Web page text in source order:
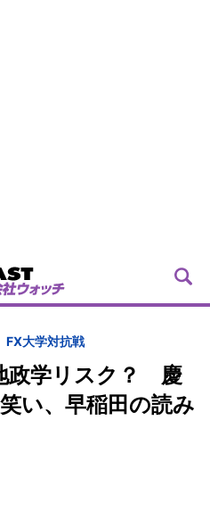
大学対抗戦
政学リスク？ 慶
い、早稲田の読み